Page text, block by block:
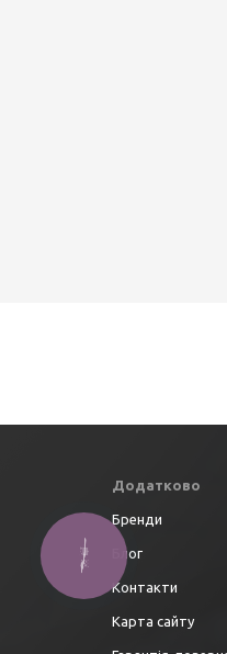
Додатково
Бренди
Блог
Контакти
Карта сайту